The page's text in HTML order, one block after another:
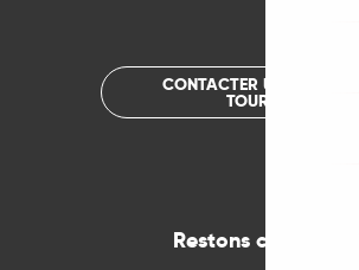
CONTACTER UN OFFICE DE
TOURISME
Restons connectés